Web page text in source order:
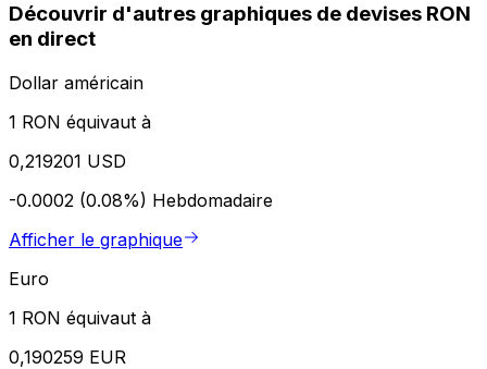
Découvrir d'autres graphiques de devises RON
en direct
Dollar américain
1 RON équivaut à
0,219201 USD
-0.0002 (0.08%) Hebdomadaire
Afficher le graphique
Euro
1 RON équivaut à
0,190259 EUR